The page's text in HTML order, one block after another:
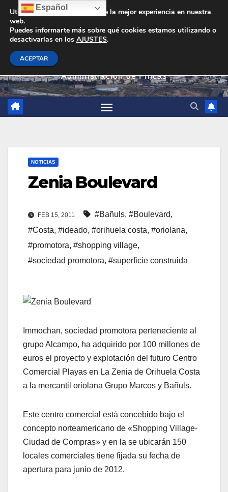
contenido
Administración de Fincas
NOTICIAS
Zenia Boulevard
FEB 15, 2011 #Bañuls, #Boulevard,
#Costa, #ideado, #orihuela costa, #oriolana,
#promotora, #shopping village,
#sociedad promotora, #superficie construida
Immochan, sociedad promotora perteneciente al
grupo Alcampo, ha adquirido por 100 millones de
euros el proyecto y explotación del futuro Centro
Comercial Playas en La Zenia de Orihuela Costa
a la mercantil oriolana Grupo Marcos y Bañuls.
Este centro comercial está concebido bajo el
concepto norteamericano de «Shopping Village-
Ciudad de Compras» y en la se ubicarán 150
locales comerciales tiene fijada su fecha de
apertura para junio de 2012.
Español
Utilizamos cookies para darte la mejor experiencia en nuestra
web.
Puedes informarte más sobre qué cookies estamos utilizando o
desactivarlas en los AJUSTES.
ACEPTAR